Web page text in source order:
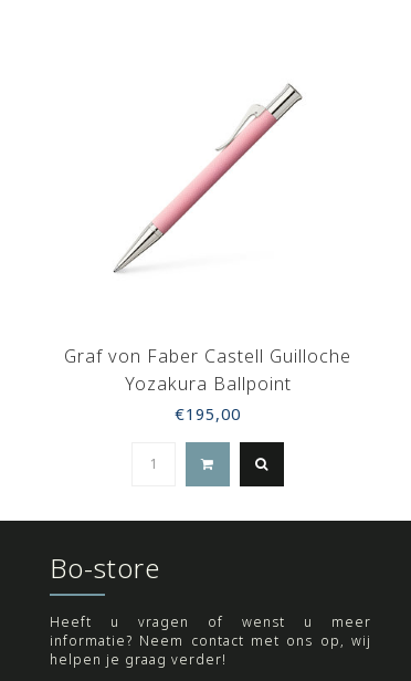
Graf von Faber Castell Guilloche
Yozakura Ballpoint
€195,00
Bo-store
Heeft u vragen of wenst u meer
informatie? Neem contact met ons op, wij
helpen je graag verder!